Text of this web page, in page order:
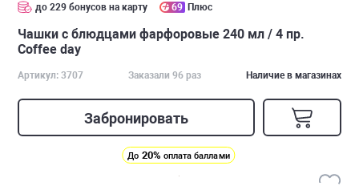
до 229 бонусов на карту 69 Плюс
Чашки с блюдцами фарфоровые 240 мл / 4 пр.
Сoffee day
Артикул: 3707 Заказали 96 раз Наличие в магазинах
Забронировать
До 20% оплата баллами